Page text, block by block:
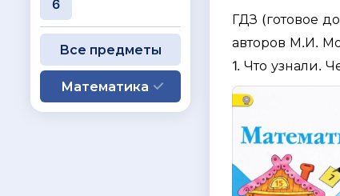
ГДЗ (готовое
авторов М.И.
1. Что узнали.
6
Все предметы
Математика